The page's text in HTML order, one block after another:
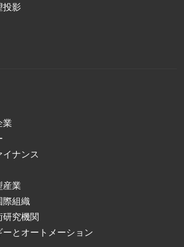
投影
業
ナンス
産業
際組織
究機関
とオートメーション